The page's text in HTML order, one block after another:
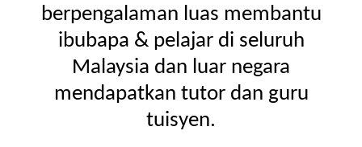
berpengalaman luas membantu
ibubapa & pelajar di seluruh
Malaysia dan luar negara
mendapatkan tutor dan guru
tuisyen.